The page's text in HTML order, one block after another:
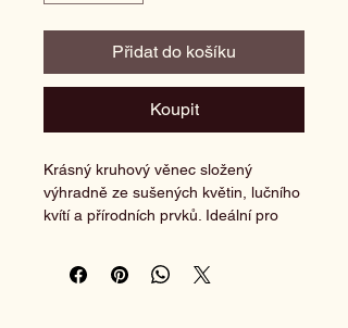
Přidat do košíku
Koupit
Krásný kruhový věnec složený
výhradně ze sušených květin, lučního
kvítí a přírodních prvků. Ideální pro